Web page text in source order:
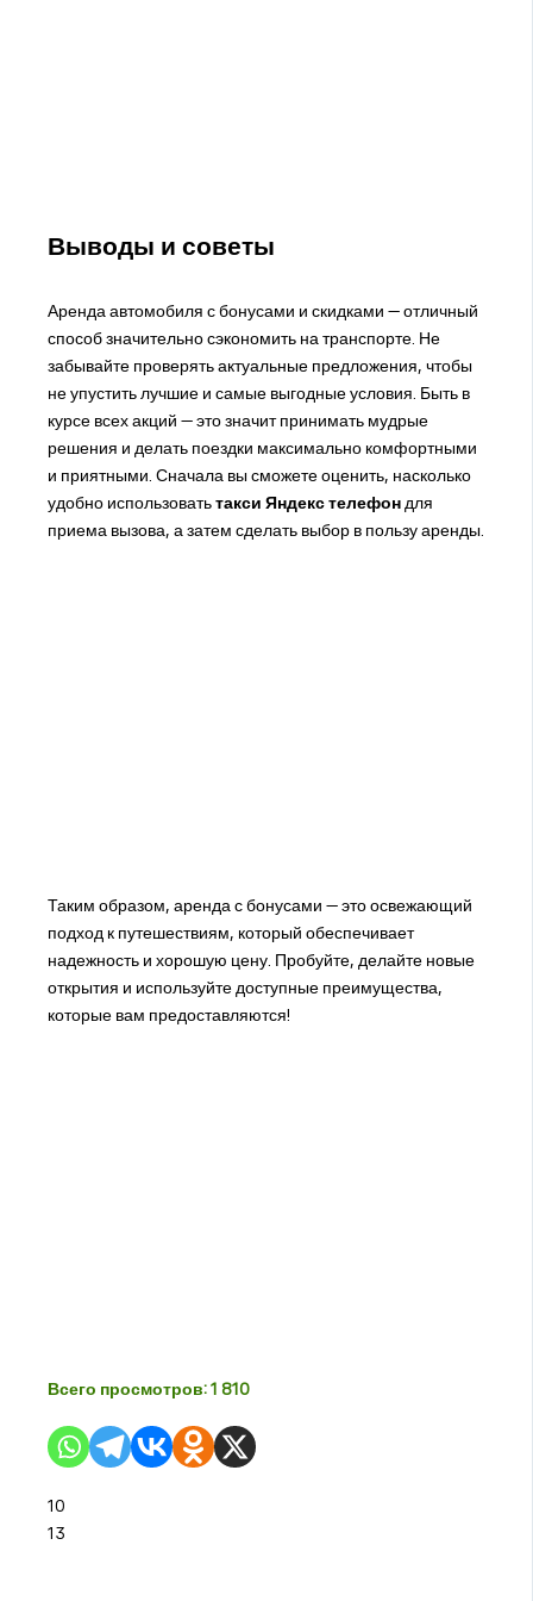
Выводы и советы
Аренда автомобиля с бонусами и скидками — отличный
способ значительно сэкономить на транспорте. Не
забывайте проверять актуальные предложения, чтобы
не упустить лучшие и самые выгодные условия. Быть в
курсе всех акций — это значит принимать мудрые
решения и делать поездки максимально комфортными
и приятными. Сначала вы сможете оценить, насколько
удобно использоватьтакси Яндекс телефондля
приема вызова, а затем сделать выбор в пользу аренды.
Таким образом, аренда с бонусами — это освежающий
подход к путешествиям, который обеспечивает
надежность и хорошую цену. Пробуйте, делайте новые
открытия и используйте доступные преимущества,
которые вам предоставляются!
Всего просмотров: 1 810
10
13